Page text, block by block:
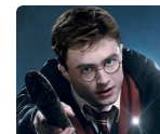
Filmy
Seriály